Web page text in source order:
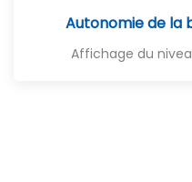
Autonomie de la
Affichage du